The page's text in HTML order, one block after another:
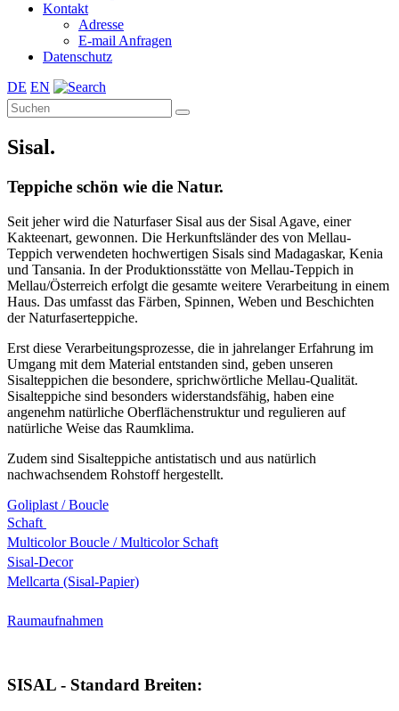
Kontakt
Adresse
E-mail Anfragen
Datenschutz
DE EN
Sisal.
Teppiche schön wie die Natur.
Seit jeher wird die Naturfaser Sisal aus der Sisal Agave, einer
Kakteenart, gewonnen. Die Herkunftsländer des von Mellau-
Teppich verwendeten hochwertigen Sisals sind Madagaskar, Kenia
und Tansania. In der Produktionsstätte von Mellau-Teppich in
Mellau/Österreich erfolgt die gesamte weitere Verarbeitung in einem
Haus. Das umfasst das Färben, Spinnen, Weben und Beschichten
der Naturfaserteppiche.
Erst diese Verarbeitungsprozesse, die in jahrelanger Erfahrung im
Umgang mit dem Material entstanden sind, geben unseren
Sisalteppichen die besondere, sprichwörtliche Mellau-Qualität.
Sisalteppiche sind besonders widerstandsfähig, haben eine
angenehm natürliche Oberflächenstruktur und regulieren auf
natürliche Weise das Raumklima.
Zudem sind Sisalteppiche antistatisch und aus natürlich
nachwachsendem Rohstoff hergestellt.
Goliplast / Boucle
Schaft
Multicolor Boucle / Multicolor Schaft
Sisal-Decor
Mellcarta (Sisal-Papier)
Raumaufnahmen
SISAL - Standard Breiten: